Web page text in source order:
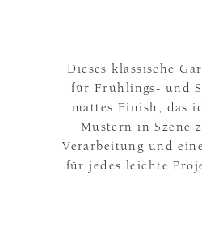
Dieses klassische
für Frühlings- und
mattes Finish, das
Mustern in Szene
Verarbeitung und
für jedes leichte